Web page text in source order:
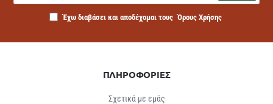
Έχω διαβάσει και αποδέχομαι τους Όρους Χρήσης
ΠΛΗΡΟΦΟΡΙΕΣ
Σχετικά με εμάς